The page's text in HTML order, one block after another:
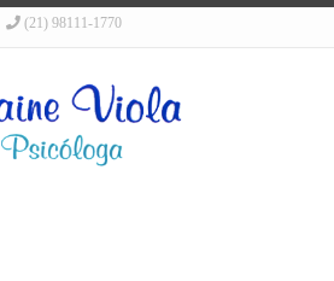
(21) 98111-1770